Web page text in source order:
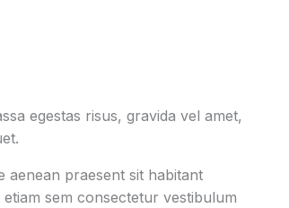
egestas risus, gravida vel amet,
aenean praesent sit habitant
sem consectetur vestibulum